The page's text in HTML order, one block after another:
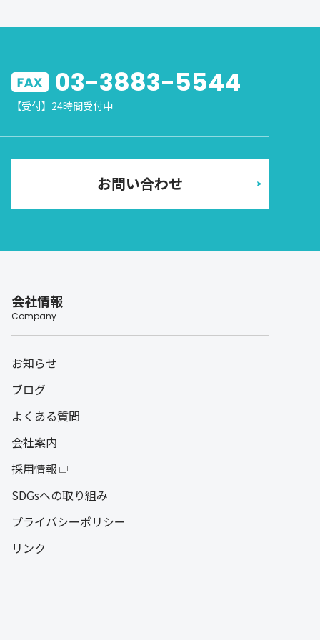
03-3883-5544
【受付】24時間受付中
お問い合わせ
会社情報
Company
お知らせ
ブログ
よくある質問
会社案内
採用情報
SDGsへの取り組み
プライバシーポリシー
リンク